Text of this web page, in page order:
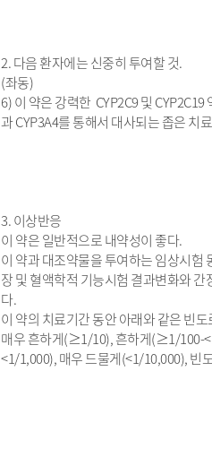
2. 다음 환자에는 신중히 투여할 것.
(좌동)
6) 이 약은 강력한 CYP2C9 및
과 CYP3A4를 통해서 대사되는 좁은 치
3. 이상반응
이 약은 일반적으로 내약성이 좋다.
이 약과 대조약물을 투여하는 임상시험
장 및 혈액학적 기능시험 결과변화와
다.
이 약의 치료기간 동안 아래와 같은 빈
매우 흔하게(≥1/10), 흔하게(≥1/100-
<1/1,000), 매우 드물게(<1/10,000), 빈